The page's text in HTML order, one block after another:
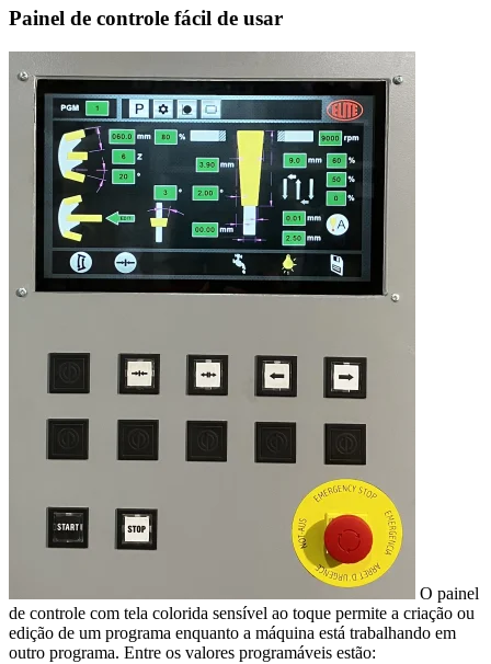
Painel de controle fácil de usar
O painel
de controle com tela colorida sensível ao toque permite a criação ou
edição de um programa enquanto a máquina está trabalhando em
outro programa. Entre os valores programáveis ​​estão: